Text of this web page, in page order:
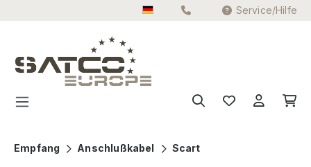
Zum Hauptinhalt springen Service/Hilfe
Empfang Anschlußkabel Scart